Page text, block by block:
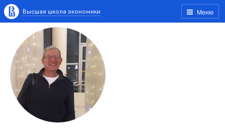
Меню
Высшая школа экономики